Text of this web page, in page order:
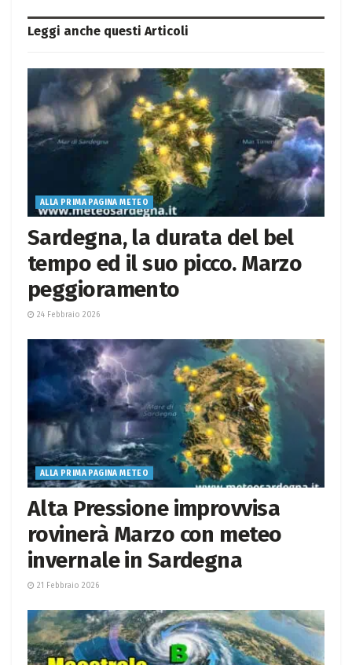
Leggi anche questi Articoli
ALLA PRIMA PAGINA METEO
Sardegna, la durata del bel
tempo ed il suo picco. Marzo
peggioramento
24 Febbraio 2026
ALLA PRIMA PAGINA METEO
Alta Pressione improvvisa
rovinerà Marzo con meteo
invernale in Sardegna
21 Febbraio 2026